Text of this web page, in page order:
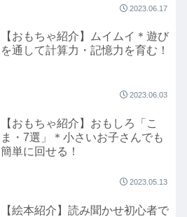
2023.06.17
【おもちゃ紹介】ムイムイ＊遊び
を通して計算力・記憶力を育む！
2023.06.03
【おもちゃ紹介】おもしろ「こ
ま・7選」＊小さいお子さんでも
簡単に回せる！
2023.05.13
【絵本紹介】読み聞かせ初心者で